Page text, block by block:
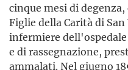
cinque mesi di
Figlie della Carità di
infermiere
e di rassegnazione,
ammalati. Nel giugno